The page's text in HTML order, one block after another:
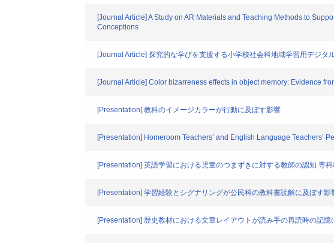
[Journal Article] A Study on AR Materials and Teaching Methods to
Conceptions
[Journal Article] 探究的な学びを支援する小学校社会科地域学習用デジ
[Journal Article] Color bizarreness effects in object memory: Evidence
[Presentation] 教科のイメージカラーが行動に及ぼす影響
[Presentation] Homeroom Teachers’ and English Language Teachers’
[Presentation] 英語学習における児童のつまずきに対する教師の認知 専
[Presentation] 学習経験とシグナリングが公民科の教科書読解に及ぼす影
[Presentation] 歴史教材における文章レイアウトが読み手の再読時の記憶